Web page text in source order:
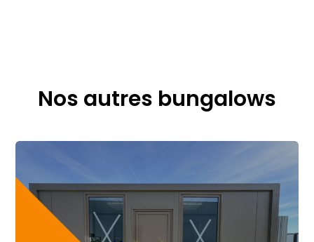
Nos autres bungalows